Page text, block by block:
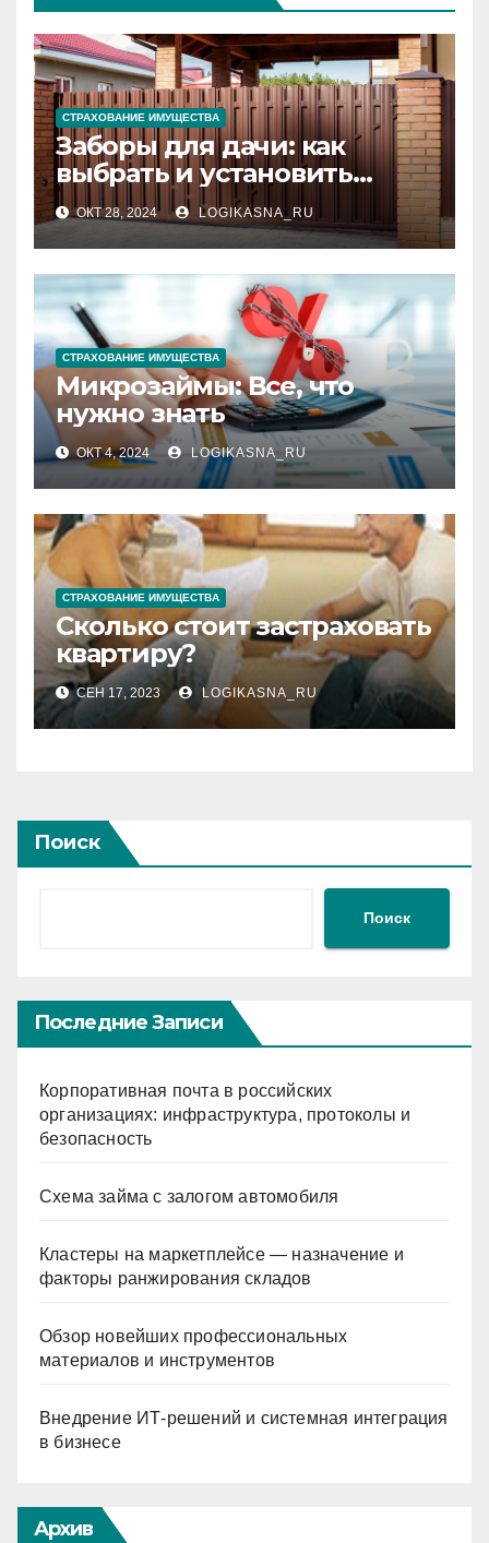
СТРАХОВАНИЕ ИМУЩЕСТВА
Заборы для дачи: как
выбрать и установить
идеальное ограждение
ОКТ 28, 2024 LOGIKASNA_RU
СТРАХОВАНИЕ ИМУЩЕСТВА
Микрозаймы: Все, что
нужно знать
ОКТ 4, 2024 LOGIKASNA_RU
СТРАХОВАНИЕ ИМУЩЕСТВА
Сколько стоит застраховать
квартиру?
СЕН 17, 2023 LOGIKASNA_RU
Поиск
Поиск
Последние Записи
Корпоративная почта в российских
организациях: инфраструктура, протоколы и
безопасность
Схема займа с залогом автомобиля
Кластеры на маркетплейсе — назначение и
факторы ранжирования складов
Обзор новейших профессиональных
материалов и инструментов
Внедрение ИТ-решений и системная интеграция
в бизнесе
Архив